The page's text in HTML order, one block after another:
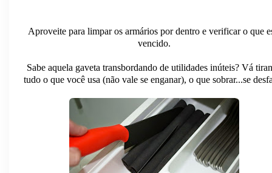
Aproveite para limpar os armários por dentro e verificar o que
vencido.
Sabe aquela gaveta transbordando de utilidades inúteis? Vá
tudo o que você usa (não vale se enganar), o que sobrar...se